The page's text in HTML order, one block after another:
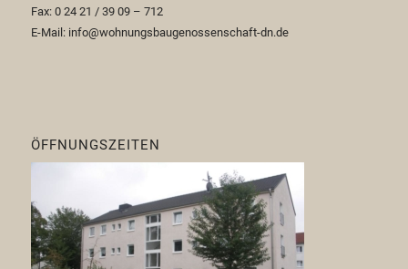
Fax: 0 24 21 / 39 09 – 712
E-Mail: info@wohnungsbaugenossenschaft-dn.de
ÖFFNUNGSZEITEN